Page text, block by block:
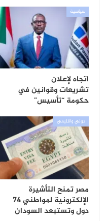
سياسية
اتجاه لإعلان
تشريعات وقوانين في
حكومة “تأسيس”
دولي واقليمي
مصر تمنح التأشيرة
الإلكترونية لمواطني 74
دول وتستبعد السودان